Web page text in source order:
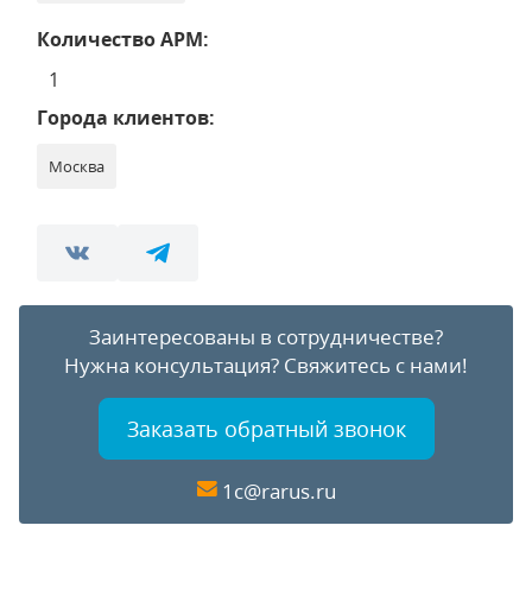
Количество АРМ:
1
Города клиентов:
Москва
Заинтересованы в сотрудничестве?
Нужна консультация? Свяжитесь с нами!
Заказать обратный звонок
1c@rarus.ru